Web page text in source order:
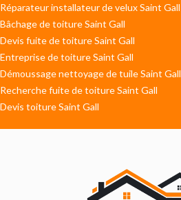
Réparateur installateur de velux Saint Gall
Bâchage de toiture Saint Gall
Devis fuite de toiture Saint Gall
Entreprise de toiture Saint Gall
Démoussage nettoyage de tuile Saint Gall
Recherche fuite de toiture Saint Gall
Devis toiture Saint Gall